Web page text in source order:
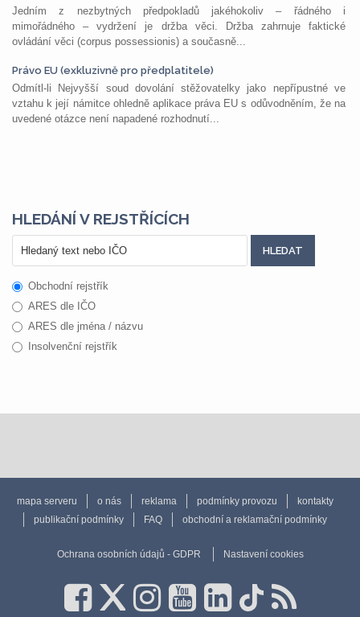
Jedním z nezbytných předpokladů jakéhokoliv – řádného i
mimořádného – vydržení je držba věci. Držba zahrnuje faktické
ovládání věci (corpus possessionis) a současně...
Právo EU (exkluzivně pro předplatitele)
Odmítl-li Nejvyšší soud dovolání stěžovatelky jako nepřípustné ve
vztahu k její námitce ohledně aplikace práva EU s odůvodněním, že na
uvedené otázce není napadené rozhodnutí...
HLEDÁNÍ V REJSTŘÍCÍCH
Obchodní rejstřík
ARES dle IČO
ARES dle jména / názvu
Insolvenční rejstřík
mapa serveru o nás reklama podmínky provozu
kontakty
publikační podmínky
FAQ obchodní a reklamační podmínky
Ochrana osobních údajů - GDPR Nastavení cookies